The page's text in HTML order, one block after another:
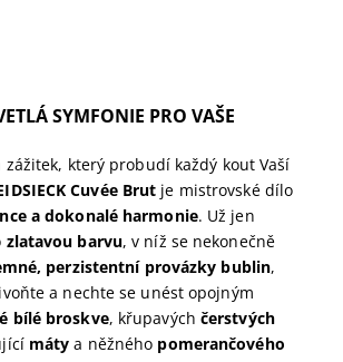
SYMFONIE PRO VAŠE
zážitek, který probudí každý kout Vaší
Cuvée Brut je mistrovské dílo
a dokonalé harmonie. Už jen
zlatavou barvu, v níž se nekonečně
perzistentní provázky bublin,
a nechte se unést opojným
bílé broskve, křupavých čerstvých
máty a něžného pomerančového